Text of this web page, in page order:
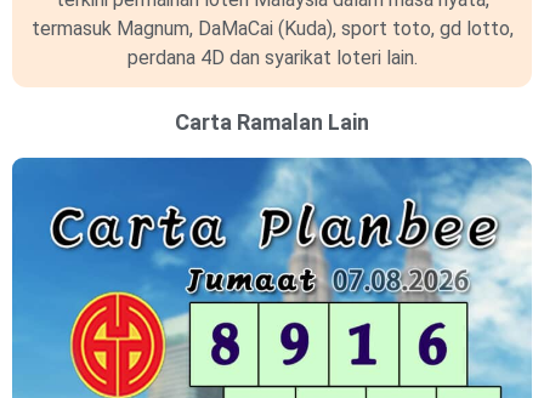
termasuk Magnum, DaMaCai (Kuda), sport toto, gd lotto,
perdana 4D dan syarikat loteri lain.
Carta Ramalan Lain